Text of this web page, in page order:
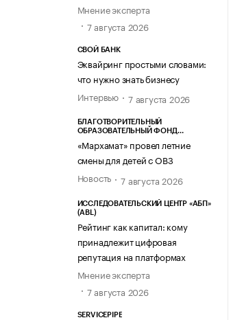
Мнение эксперта
7 августа 2026
СВОЙ БАНК
Эквайринг простыми словами:
что нужно знать бизнесу
Интервью
7 августа 2026
БЛАГОТВОРИТЕЛЬНЫЙ
ОБРАЗОВАТЕЛЬНЫЙ ФОНД
«Мархамат» провел летние
смены для детей с ОВЗ
Новость
7 августа 2026
ИССЛЕДОВАТЕЛЬСКИЙ ЦЕНТР «АБП»
(ABL)
Рейтинг как капитал: кому
принадлежит цифровая
репутация на платформах
Мнение эксперта
7 августа 2026
SERVICEPIPE